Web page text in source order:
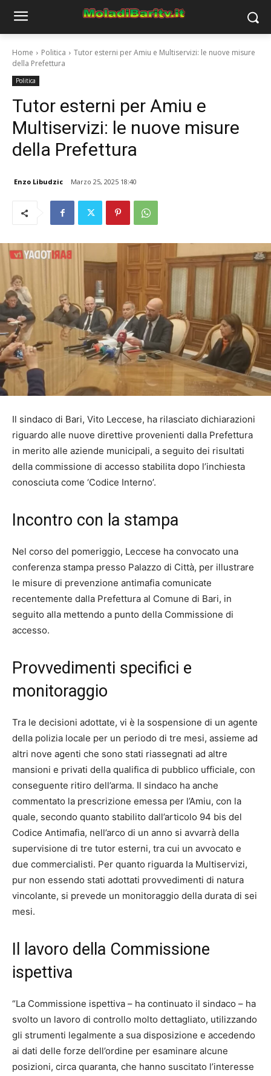
Home Politica
Tutor esterni per Amiu e Multiservizi: le nuove misure
della Prefettura
Politica
Tutor esterni per Amiu e
Multiservizi: le nuove misure
della Prefettura
Enzo Libudzic Marzo 25, 2025 18:40
Il sindaco di Bari, Vito Leccese, ha rilasciato dichiarazioni
riguardo alle nuove direttive provenienti dalla Prefettura
in merito alle aziende municipali, a seguito dei risultati
della commissione di accesso stabilita dopo l’inchiesta
conosciuta come ‘Codice Interno’.
Incontro con la stampa
Nel corso del pomeriggio, Leccese ha convocato una
conferenza stampa presso Palazzo di Città, per illustrare
le misure di prevenzione antimafia comunicate
recentemente dalla Prefettura al Comune di Bari, in
seguito alla mettendo a punto della Commissione di
accesso.
Provvedimenti specifici e
monitoraggio
Tra le decisioni adottate, vi è la sospensione di un agente
della polizia locale per un periodo di tre mesi, assieme ad
altri nove agenti che sono stati riassegnati ad altre
mansioni e privati della qualifica di pubblico ufficiale, con
conseguente ritiro dell’arma. Il sindaco ha anche
commentato la prescrizione emessa per l’Amiu, con la
quale, secondo quanto stabilito dall’articolo 94 bis del
Codice Antimafia, nell’arco di un anno si avvarrà della
supervisione di tre tutor esterni, tra cui un avvocato e
due commercialisti. Per quanto riguarda la Multiservizi,
pur non essendo stati adottati provvedimenti di natura
vincolante, si prevede un monitoraggio della durata di sei
mesi.
Il lavoro della Commissione
ispettiva
“La Commissione ispettiva – ha continuato il sindaco – ha
svolto un lavoro di controllo molto dettagliato, utilizzando
gli strumenti legalmente a sua disposizione e accedendo
ai dati delle forze dell’ordine per esaminare alcune
posizioni, circa quaranta, che hanno suscitato l’interesse